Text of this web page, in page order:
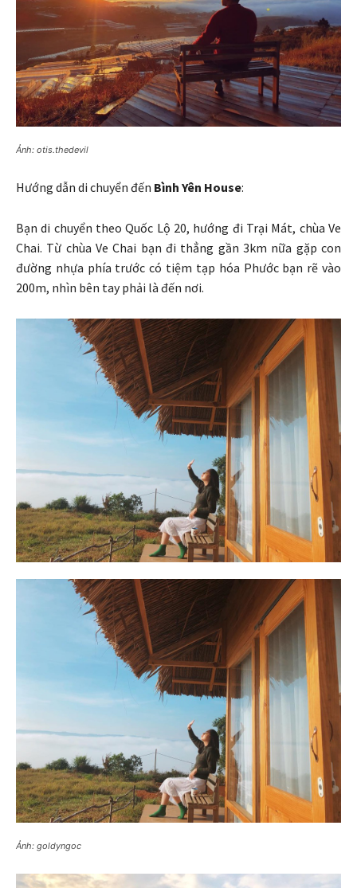
Ảnh: otis.thedevil
Hướng dẫn di chuyển đến Bình Yên House:
Bạn di chuyển theo Quốc Lộ 20, hướng đi Trại Mát, chùa Ve
Chai. Từ chùa Ve Chai bạn đi thẳng gần 3km nữa gặp con
đường nhựa phía trước có tiệm tạp hóa Phước bạn rẽ vào
200m, nhìn bên tay phải là đến nơi.
Ảnh: goldyngoc